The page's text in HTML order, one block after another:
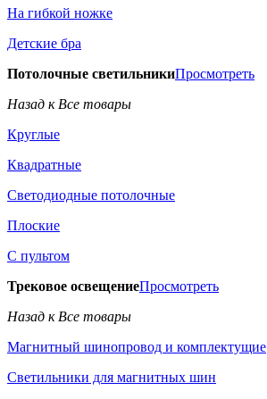
На гибкой ножке
Детские бра
Потолочные светильникиПросмотреть
Назад к Все товары
Круглые
Квадратные
Светодиодные потолочные
Плоские
С пультом
Трековое освещениеПросмотреть
Назад к Все товары
Магнитный шинопровод и комплектущие
Светильники для магнитных шин